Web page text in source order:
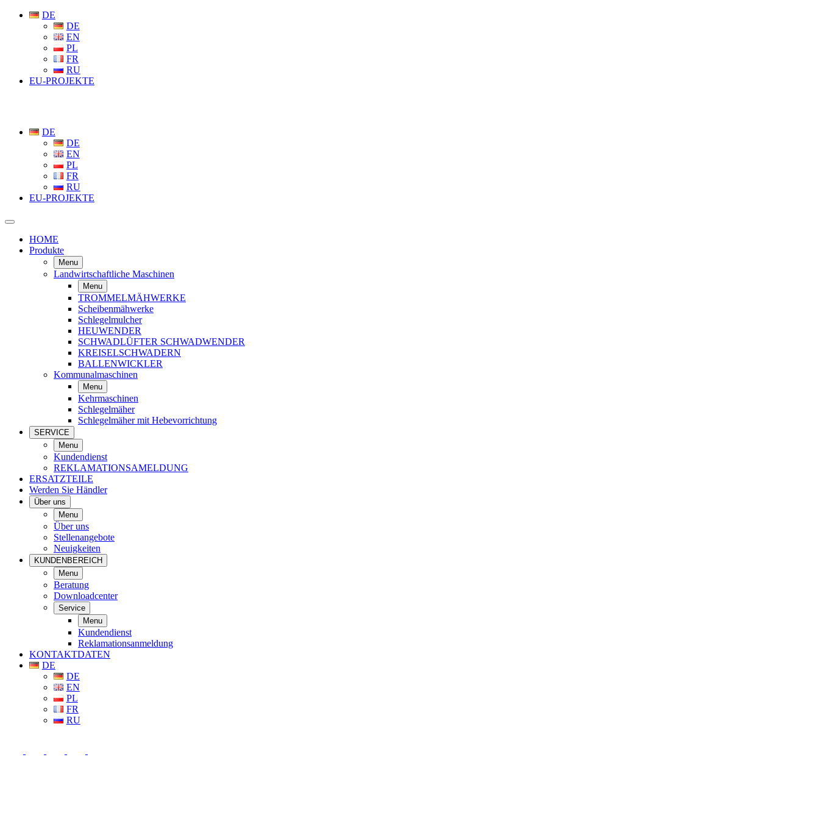
DE
DE
EN
PL
FR
RU
EU-PROJEKTE
DE
DE
EN
PL
FR
RU
EU-PROJEKTE
HOME
Produkte
Menu
Landwirtschaftliche Maschinen
Menu
TROMMELMÄHWERKE
Scheibenmähwerke
Schlegelmulcher
HEUWENDER
SCHWADLÜFTER SCHWADWENDER
KREISELSCHWADERN
BALLENWICKLER
Kommunalmaschinen
Menu
Kehrmaschinen
Schlegelmäher
Schlegelmäher mit Hebevorrichtung
SERVICE
Menu
Kundendienst
REKLAMATIONSAMELDUNG
ERSATZTEILE
Werden Sie Händler
Über uns
Menu
Über uns
Stellenangebote
Neuigkeiten
KUNDENBEREICH
Menu
Beratung
Downloadcenter
Service
Menu
Kundendienst
Reklamationsanmeldung
KONTAKTDATEN
DE
DE
EN
PL
FR
RU